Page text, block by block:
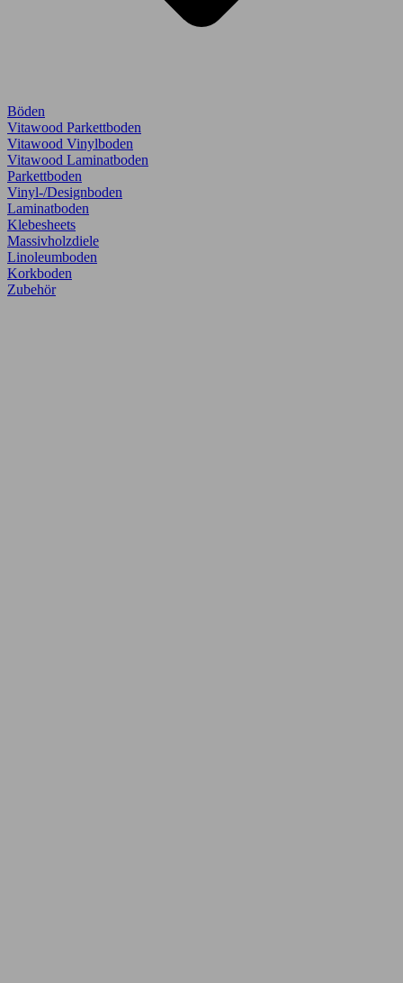
Böden
Vitawood Parkettboden
Vitawood Vinylboden
Vitawood Laminatboden
Parkettboden
Vinyl-/Designboden
Laminatboden
Klebesheets
Massivholzdiele
Linoleumboden
Korkboden
Zubehör